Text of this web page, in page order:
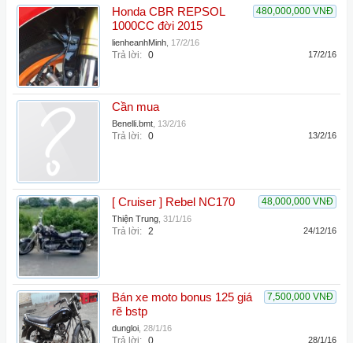
480,000,000 VNĐ
Honda CBR REPSOL
1000CC đời 2015
lienheanhMinh 17/2/16
Trả lời: 0 17/2/16
Cần mua
Benelli.bmt 13/2/16
Trả lời: 0 13/2/16
48,000,000 VNĐ
[ Cruiser ] Rebel NC170
Thiện Trung 31/1/16
Trả lời: 2 24/12/16
7,500,000 VNĐ
Bán xe moto bonus 125 giá
rẽ bstp
dungloi 28/1/16
Trả lời: 0 28/1/16